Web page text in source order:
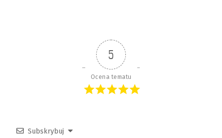
5
Ocena tematu
Subskrybuj